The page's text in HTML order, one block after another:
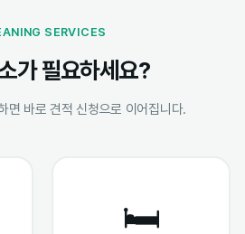
SERVICES
가 필요하세요?
면 바로 견적 신청으로 이어집니다.
🛏️